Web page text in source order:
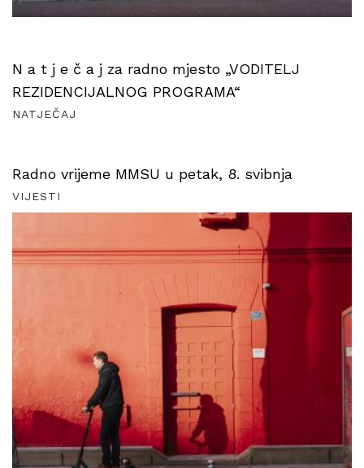
N a t j e č a j za radno mjesto „VODITELJ
REZIDENCIJALNOG PROGRAMA“
NATJEČAJ
Radno vrijeme MMSU u petak, 8. svibnja
VIJESTI